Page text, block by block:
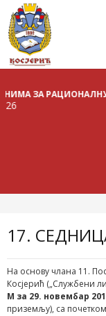
РАЦИОНАЛНУ
17.
На основу члана 11.
Косјерић („Службени
М за 29. новембар
приземљу), са